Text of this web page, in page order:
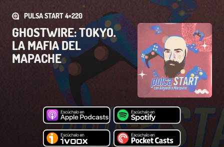
PULSA START 4×220
GHOSTWIRE: TOKYO.
LA MAFIA DEL
MAPACHE